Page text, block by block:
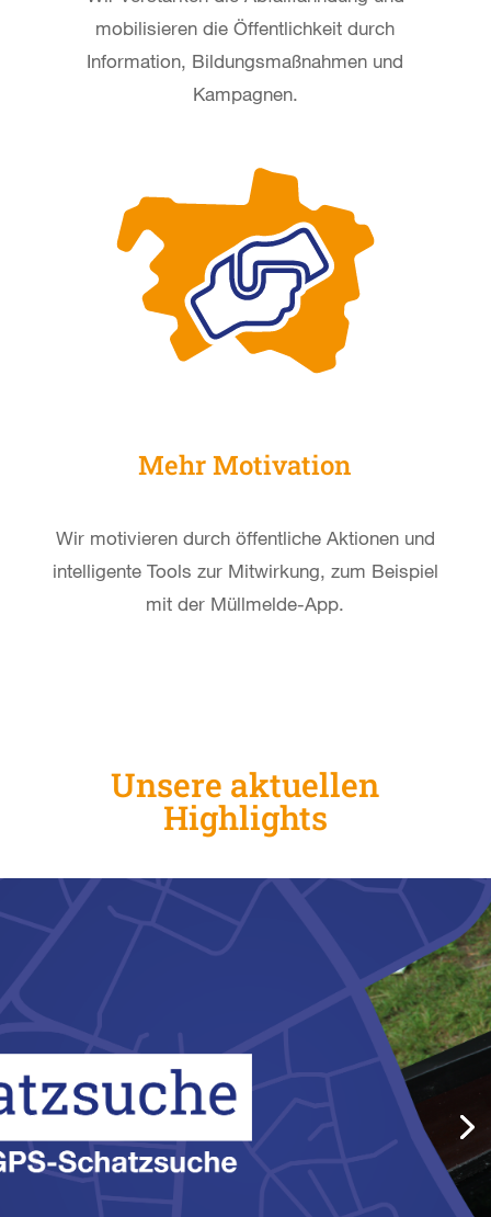
mobilisieren die Öffentlichkeit durch
Information, Bildungsmaßnahmen und
Kampagnen.
Mehr Motivation
Wir motivieren durch öffentliche Aktionen und
intelligente Tools zur Mitwirkung, zum Beispiel
mit der Müllmelde-App.
Unsere aktuellen
Highlights